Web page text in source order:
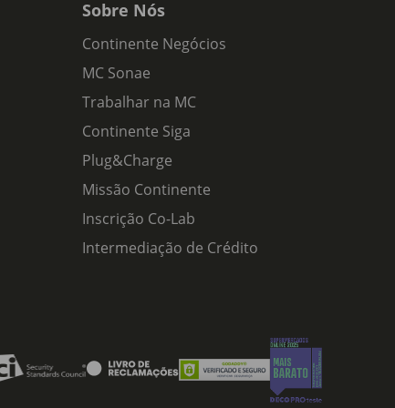
Sobre Nós
Continente Negócios
MC Sonae
Trabalhar na MC
Continente Siga
Plug&Charge
Missão Continente
Inscrição Co-Lab
Intermediação de Crédito